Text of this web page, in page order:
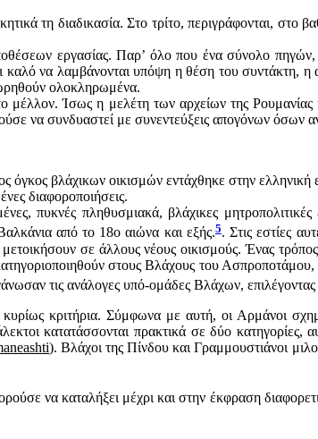
τη διαδικασία. Στο τρίτο, περιγράφονται, στο
εργασίας. Παρ’ όλο που ένα σύνολο
να λαμβάνονται υπόψη η θέση του συντάκτη, η
ολοκληρωμένα.
μέλλον. Ίσως η μελέτη των αρχείων της
να συνδυαστεί με συνεντεύξεις απογόνων όσων
βλάχικων οικισμών εντάχθηκε στην ελληνική
διαφοροποιήσεις.
πυκνές πληθυσμιακά, βλάχικες
από το 18ο αιώνα και εξής.5. Στις εστίες
σε άλλους νέους οικισμούς. Ένας
στους Βλάχους του
τις ανάλογες υπό-ομάδες Βλάχων, επιλέγοντας
κριτήρια. Σύμφωνα με αυτή, οι Αρμάνοι
κατατάσσονται πρακτικά σε δύο κατηγορίες,
). Βλάχοι της Πίνδου και Γραμμουστιάνοι
να καταλήξει μέχρι και στην έκφραση